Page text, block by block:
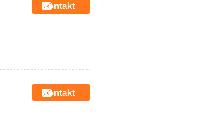
Kontakt
Kontakt